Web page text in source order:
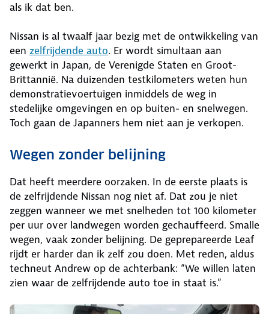
als ik dat ben.
Nissan is al twaalf jaar bezig met de ontwikkeling van
een zelfrijdende auto. Er wordt simultaan aan
gewerkt in Japan, de Verenigde Staten en Groot-
Brittannië. Na duizenden testkilometers weten hun
demonstratievoertuigen inmiddels de weg in
stedelijke omgevingen en op buiten- en snelwegen.
Toch gaan de Japanners hem niet aan je verkopen.
Wegen zonder belijning
Dat heeft meerdere oorzaken. In de eerste plaats is
de zelfrijdende Nissan nog niet af. Dat zou je niet
zeggen wanneer we met snelheden tot 100 kilometer
per uur over landwegen worden gechauffeerd. Smalle
wegen, vaak zonder belijning. De geprepareerde Leaf
rijdt er harder dan ik zelf zou doen. Met reden, aldus
techneut Andrew op de achterbank: “We willen laten
zien waar de zelfrijdende auto toe in staat is.”